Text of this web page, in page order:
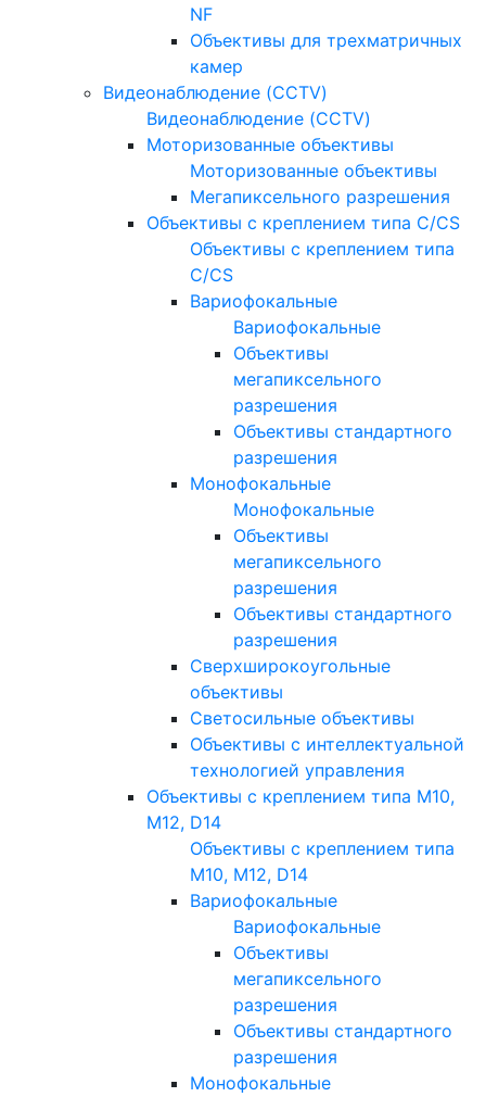
NF
Объективы для трехматричных
камер
Видеонаблюдение (CCTV)
Видеонаблюдение (CCTV)
Моторизованные объективы
Моторизованные объективы
Мегапиксельного разрешения
Объективы с креплением типа C/CS
Объективы с креплением типа
C/CS
Вариофокальные
Вариофокальные
Объективы
мегапиксельного
разрешения
Объективы стандартного
разрешения
Монофокальные
Монофокальные
Объективы
мегапиксельного
разрешения
Объективы стандартного
разрешения
Сверхширокоугольные
объективы
Светосильные объективы
Объективы с интеллектуальной
технологией управления
Объективы с креплением типа M10,
M12, D14
Объективы с креплением типа
M10, M12, D14
Вариофокальные
Вариофокальные
Объективы
мегапиксельного
разрешения
Объективы стандартного
разрешения
Монофокальные